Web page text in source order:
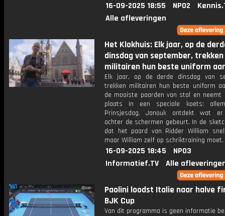
16-09-2025 18:55 NPO2
Alle afleveringen
Het Klokhuis: Elk jaar, op de
dinsdag van september, trekken
militairen hun beste uniform
Elk jaar, op de derde dinsdag van
trekken militairen hun beste uniform
de mooiste paarden van stal en neemt
plaats in een speciale koets:
Prinsjesdag. Janouk ontdekt wat er
achter de schermen gebeurt. In de
dat het paard van Ridder William
maar William zelf op schriktraining moet.
16-09-2025 18:45
NPO3
Informatief.TV
Alle
Paolini loodst Italie naar halve
BJK Cup
Van dit programma is geen informatie